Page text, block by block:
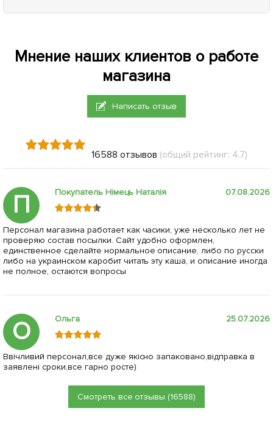
Мнение наших клиентов о работе
магазина
Написать отзыв
16588 отзывов (общий рейтинг: 4.7)
П Покупатель Німець Наталія 07.08.2026
Персонал магазина работает как часики, уже несколько лет не
проверяю состав посылки. Сайт удобно оформлен,
единственное сделайте нормальное описание, либо по русски
либо на украинском каробит читать эту каша, и описание иногда
не полное, остаются вопросы
О Ольга 25.07.2026
Ввічливий персонал,все дуже якісно запаковано,відправка в
заявлені сроки,все гарно росте)
Смотреть все отзывы (16588)